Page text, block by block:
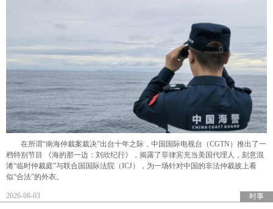
在所谓“南海仲裁案裁决”出台十年之际，中国国际电视台（CGTN）推出了一
档特别节目 《海的那一边：刘欣纪行》，揭露了菲律宾充当美国代理人，刻意混
淆“临时仲裁庭”与联合国国际法院（ICJ），为一场针对中国的非法仲裁披上看
似“合法”的外衣。
2026-08-03 时事